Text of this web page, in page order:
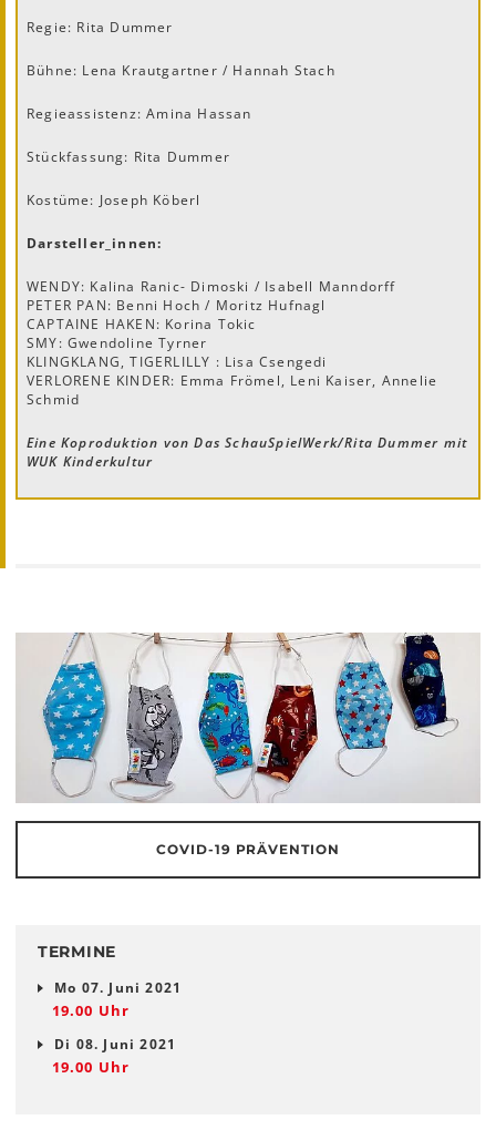
Regie: Rita Dummer
Bühne: Lena Krautgartner / Hannah Stach
Regieassistenz: Amina Hassan
Stückfassung: Rita Dummer
Kostüme: Joseph Köberl
Darsteller_innen:
WENDY: Kalina Ranic- Dimoski / Isabell Manndorff
PETER PAN: Benni Hoch / Moritz Hufnagl
CAPTAINE HAKEN: Korina Tokic
SMY: Gwendoline Tyrner
KLINGKLANG, TIGERLILLY : Lisa Csengedi
VERLORENE KINDER: Emma Frömel, Leni Kaiser, Annelie
Schmid
Eine Koproduktion von Das SchauSpielWerk/Rita Dummer mit
WUK Kinderkultur
COVID-19 PRÄVENTION
TERMINE
Mo 07. Juni 2021
19.00 Uhr
Di 08. Juni 2021
19.00 Uhr